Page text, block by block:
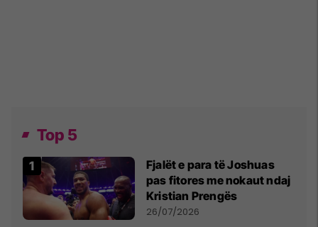
Top 5
Fjalët e para të Joshuas
pas fitores me nokaut ndaj
Kristian Prengës
26/07/2026